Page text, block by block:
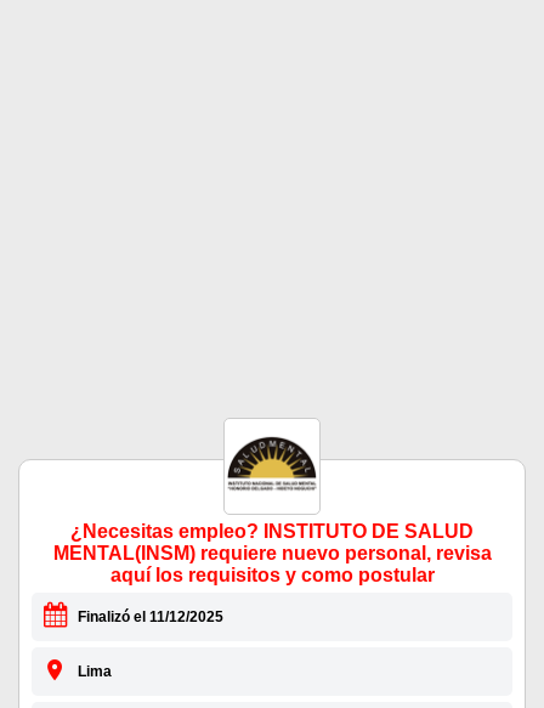
¿Necesitas empleo? INSTITUTO DE SALUD
MENTAL(INSM) requiere nuevo personal, revisa
aquí los requisitos y como postular
Finalizó el 11/12/2025
Lima